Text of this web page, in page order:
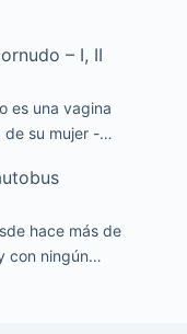
– I, II
es una vagina
de su mujer -…
hace más de
con ningún…